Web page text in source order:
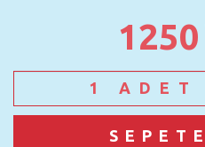
1250